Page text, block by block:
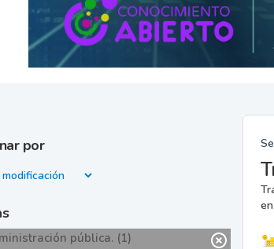
por
pública. (1)